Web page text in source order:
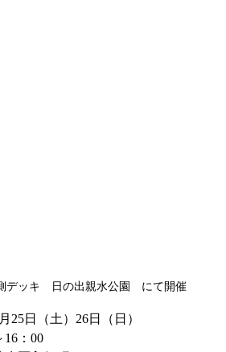
デッキ　日の出親水公園　にて開催
25日（土）26日（日）
：00